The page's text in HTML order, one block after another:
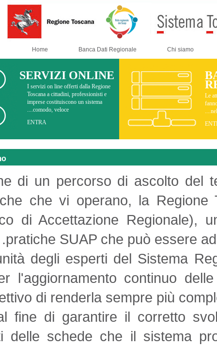
Home Banca Dati Regionale
SERVIZI ONLINE
I servizi on line offerti dalla Regione
Toscana a cittadini, professionisti e
imprese costituiscono un sistema
Al termine di un percorso di
economiche che vi operano,
Telematico di Accettazione
pratiche SUAP che può
La comunità degli esperti del
opera per l'aggiornamento
l'obiettivo di renderla
Inoltre, al fine di garantire il
contenuti delle schede che il